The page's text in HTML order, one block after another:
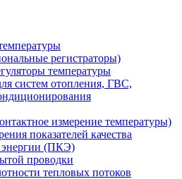
регистраторы)
температуры
систем отопления, ГВС,
измерение температуры)
показателей качества
энергии (ПКЭ)
проводки
тепловых потоков